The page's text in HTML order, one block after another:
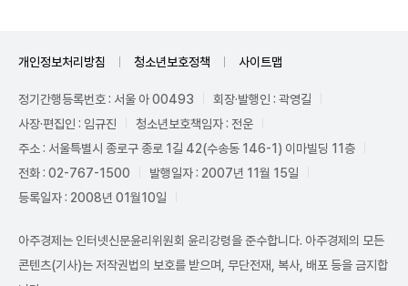
개인정보처리방침 청소년보호정책 사이트맵
정기간행등록번호 : 서울 아 00493
회장·발행인 : 곽영길
사장·편집인 : 임규진
청소년보호책임자 : 전운
주소 : 서울특별시 종로구 종로 1길 42(수송동 146-1) 이마빌딩 11층
전화 : 02-767-1500
발행일자 : 2007년 11월 15일
등록일자 : 2008년 01월10일
아주경제는 인터넷신문윤리위원회 윤리강령을 준수합니다. 아주경제의 모든
콘텐츠(기사)는 저작권법의 보호를 받으며, 무단전재, 복사, 배포 등을 금지합